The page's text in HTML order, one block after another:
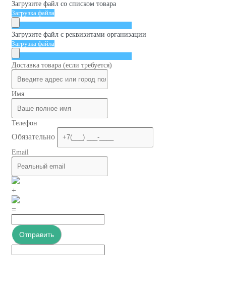
Загрузите файл со списком товара
Загрузка файла
Загрузите файл с реквизитами организации
Загрузка файла
Доставка товара (если требуется)
Имя
Телефон
Обязательно
Email
+
=
Отправить